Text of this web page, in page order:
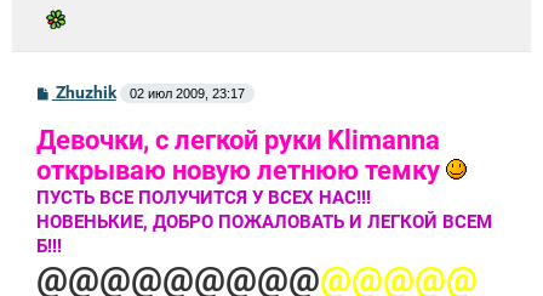
С
б
щ
е
н
и
е
Zhuzhik 02 июл 2009, 23:17
Девочки, с легкой руки Klimanna
открываю новую летнюю темку
ПУСТЬ ВСЕ ПОЛУЧИТСЯ У ВСЕХ НАС!!!
НОВЕНЬКИЕ, ДОБРО ПОЖАЛОВАТЬ И ЛЕГКОЙ ВСЕМ
Б!!!
@@@@@@@@@@@@@@